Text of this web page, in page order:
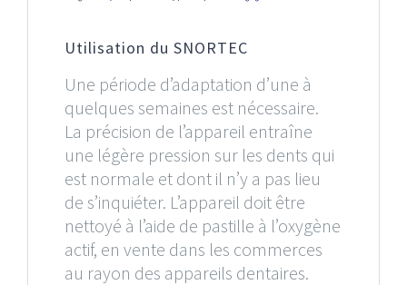
Utilisation du SNORTEC
Une période d’adaptation d’une à
quelques semaines est nécessaire.
La précision de l’appareil entraîne
une légère pression sur les dents qui
est normale et dont il n’y a pas lieu
de s’inquiéter. L’appareil doit être
nettoyé à l’aide de pastille à l’oxygène
actif, en vente dans les commerces
au rayon des appareils dentaires.